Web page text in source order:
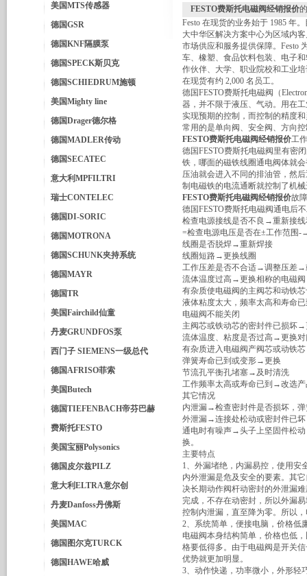
美国MTS传感器
德国GSR
德国KNF隔膜泵
德国SPECK斯贝克
德国SCHIEDRUM施顿
美国Mighty line
德国Drager德尔格
德国MADLER传动
德国SECATEC
意大利MPFILTRI
瑞士CONTELEC
德国DI-SORIC
德国MOTRONA
德国SCHUNK夹持系统
德国MAYR
德国TR
美国Fairchild仙童
丹麦GRUNDFOS泵
西门子 SIEMENS一级总代
德国AFRISO菲索
美国Butech
德国TIEFENBACH帝芬巴赫
费斯托FESTO
美国宝丽Polysonics
德国皮尔兹PILZ
意大利ELTRA意尔创
丹麦Danfoss丹佛斯
美国MAC
德国图尔克TURCK
德国HAWE哈威
FESTO费斯托电磁阀经销报价
Festo 在现货的业务始于 1985 年
大中华区解决方案中心为区域内
市场供应和服务提供保障。Festo
车、橡塑、食品饮料包装、电子
作伙伴、大学、职业院校和工业
在现货有约 2,000 名员工。
德国FESTO费斯托电磁阀（
器，并不限于液压、气动。用在
实现预期的控制，而控制的精度
常用的是单向阀、安全阀、方向
FESTO费斯托电磁阀经销报价工
德国FESTO费斯托电磁阀里有密
铁，哪面的磁铁线圈通电阀体就
压油就会进入不同的排油管，然
制电磁铁的电流通断就控制了机
FESTO费斯托电磁阀经销报价故
德国FESTO费斯托电磁阀通电后
检查电源接线是否不良→重新接
=检查电源电压是否在±工作范围-
线圈是否脱焊→重新焊接
线圈短路→更换线圈
工作压差是否不合适→调整压差→
流体温度过高→更换相称的电磁阀
有杂质使电磁阀的主阀芯和动铁
液体粘度太大，频率太高和寿命
电磁阀不能关闭
主阀芯或铁动芯的密封件已损坏
流体温度、粘度是否过高→更换对
有杂质进入电磁阀产阀芯或动铁
弹簧寿命已到或变形→更换
节流孔平衡孔堵塞→及时清洗
工作频率太高或寿命已到→改选
其它情况
内泄漏→检查密封件是否损坏，
外泄漏→连接处松动或密封件已
通电时有噪声→头子上坚固件松
换。
主要特点
1、外漏堵绝，内漏易控，使用安
内外泄漏是危及安全的要素。其
决长期动作阀杆动密封的外泄漏
完成，不存在动密封，所以外漏
控制内泄漏，直至降为零。所以
2、系统简单，便接电脑，价格低
电磁阀本身结构简单，价格也低
格要低得多。由于电磁阀是开关
优势就更加明显。
3、动作快递，功率微小，外形轻